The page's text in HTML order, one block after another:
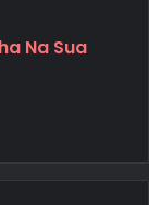
Na Sua